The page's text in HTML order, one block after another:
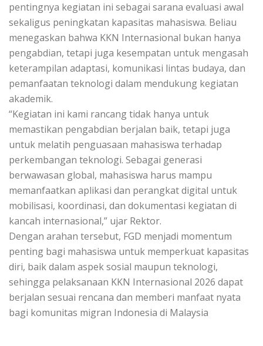
pentingnya kegiatan ini sebagai sarana evaluasi awal
sekaligus peningkatan kapasitas mahasiswa. Beliau
menegaskan bahwa KKN Internasional bukan hanya
pengabdian, tetapi juga kesempatan untuk mengasah
keterampilan adaptasi, komunikasi lintas budaya, dan
pemanfaatan teknologi dalam mendukung kegiatan
akademik.
“Kegiatan ini kami rancang tidak hanya untuk
memastikan pengabdian berjalan baik, tetapi juga
untuk melatih penguasaan mahasiswa terhadap
perkembangan teknologi. Sebagai generasi
berwawasan global, mahasiswa harus mampu
memanfaatkan aplikasi dan perangkat digital untuk
mobilisasi, koordinasi, dan dokumentasi kegiatan di
kancah internasional,” ujar Rektor.
Dengan arahan tersebut, FGD menjadi momentum
penting bagi mahasiswa untuk memperkuat kapasitas
diri, baik dalam aspek sosial maupun teknologi,
sehingga pelaksanaan KKN Internasional 2026 dapat
berjalan sesuai rencana dan memberi manfaat nyata
bagi komunitas migran Indonesia di Malaysia